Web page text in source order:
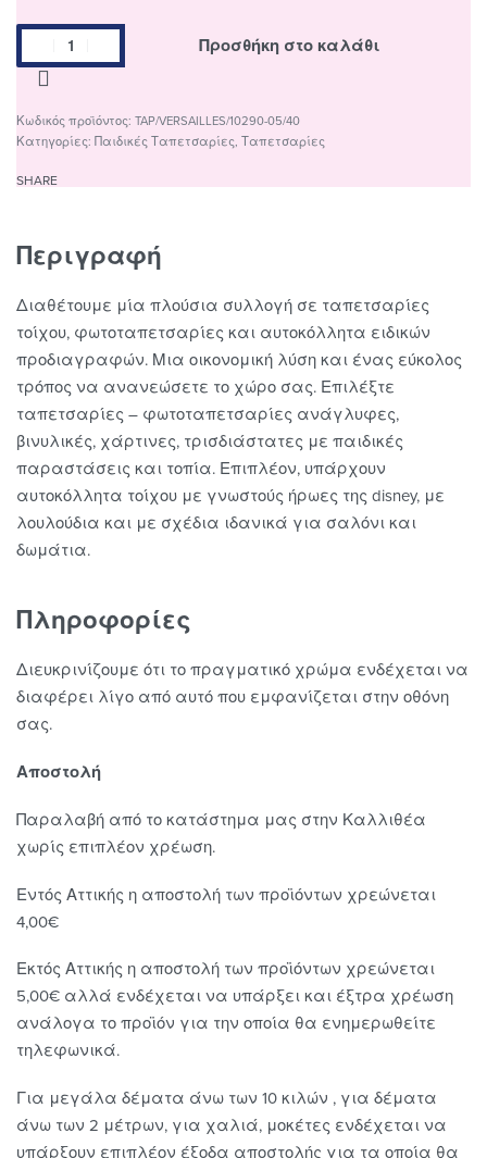
Προσθήκη στο καλάθι
TAP/VERSAILLES/10290-05/40
Κατηγορίες: Παιδικές Ταπετσαρίες Ταπετσαρίες
SHARE
Περιγραφή
Διαθέτουμε μία πλούσια συλλογή σε ταπετσαρίες
τοίχου, φωτοταπετσαρίες και αυτοκόλλητα ειδικών
προδιαγραφών. Μια οικονομική λύση και ένας εύκολος
τρόπος να ανανεώσετε το χώρο σας. Επιλέξτε
ταπετσαρίες – φωτοταπετσαρίες ανάγλυφες,
βινυλικές, χάρτινες, τρισδιάστατες με παιδικές
παραστάσεις και τοπία. Επιπλέον, υπάρχουν
αυτοκόλλητα τοίχου με γνωστούς ήρωες της disney, με
λουλούδια και με σχέδια ιδανικά για σαλόνι και
δωμάτια.
Πληροφορίες
Διευκρινίζουμε ότι το πραγματικό χρώμα ενδέχεται να
διαφέρει λίγο από αυτό που εμφανίζεται στην οθόνη
σας.
Αποστολή
Παραλαβή από το κατάστημα μας στην Καλλιθέα
χωρίς επιπλέον χρέωση.
Εντός Αττικής η αποστολή των προϊόντων χρεώνεται
4,00€
Εκτός Αττικής η αποστολή των προϊόντων χρεώνεται
5,00€ αλλά ενδέχεται να υπάρξει και έξτρα χρέωση
ανάλογα το προϊόν για την οποία θα ενημερωθείτε
τηλεφωνικά.
Για μεγάλα δέματα άνω των 10 κιλών , για δέματα
άνω των 2 μέτρων, για χαλιά, μοκέτες ενδέχεται να
υπάρξουν επιπλέον έξοδα αποστολής για τα οποία θα